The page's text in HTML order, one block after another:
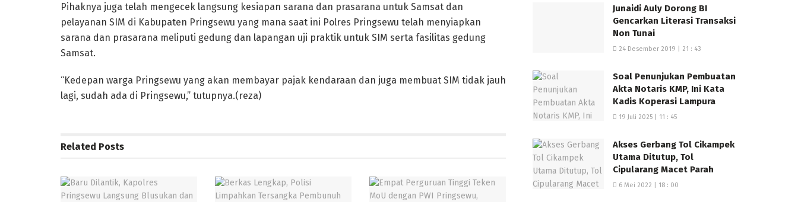
Pihaknya juga telah mengecek langsung kesiapan sarana dan prasarana untuk Samsat dan
pelayanan SIM di Kabupaten Pringsewu yang mana saat ini Polres Pringsewu telah menyiapkan
sarana dan prasarana meliputi gedung dan lapangan uji praktik untuk SIM serta fasilitas gedung
Samsat.
“Kedepan warga Pringsewu yang akan membayar pajak kendaraan dan juga membuat SIM tidak jauh
lagi, sudah ada di Pringsewu,” tutupnya.(reza)
Related Posts
Junaidi Auly Dorong BI
Gencarkan Literasi Transaksi
Non Tunai
24 Desember 2019 | 21 : 43
Soal Penunjukan Pembuatan
Akta Notaris KMP, Ini Kata
Kadis Koperasi Lampura
19 Juli 2025 | 11 : 45
Akses Gerbang Tol Cikampek
Utama Ditutup, Tol
Cipularang Macet Parah
6 Mei 2022 | 18 : 00